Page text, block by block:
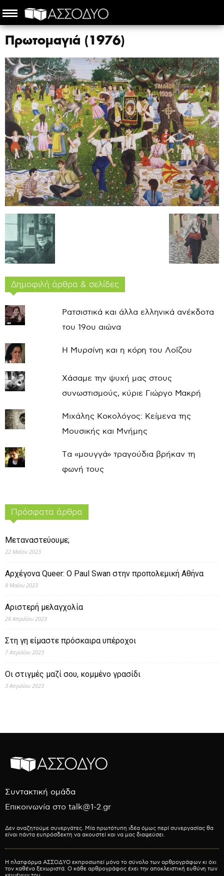
Πρωτομαγιά (1976)
Δημοφιλή άρθρα & σελίδες
Ρατσιστικά και άλλα ελληνικά ανέκδοτα
του 19ου αιώνα
Η Μυρσίνη και η κόρη του Λοΐζου
Χάσαμε την ψυχή μας στους
συνωστισμούς, κύριε Γιώργο Μακρή
Μιχάλης Κοκολόγος: Κείμενα της
Μουσικής και Μνήμης
Τα «μουγγά» τραγούδια βρήκαν τη
φωνή τους
Πρόσφατα άρθρα
Μεταναστεύουμε;
22 Μαΐου 2023
Αρχέγονα Queer: O Paul Swan στην προπολεμική Αθήνα
8 Μαΐου 2023
Αριστερή μελαγχολία
28 Απριλίου 2023
Στη γη είμαστε πρόσκαιρα υπέροχοι
7 Απριλίου 2023
Οι στιγμές μαζί σου, κομμένο γρασίδι
3 Απριλίου 2023
Συντακτική ομάδα
Επικοινωνία στο talk@1-2.gr
Δεν αναζητούμε συνεργάτες. Μία πρωτότυπη ιδέα όμως περί συνεργασίας θα
είναι πάντα ευπρόσδεκτη να ακουστεί και να μας διαψεύσει.
Η πλατφόρμα ΑΣΣΟΔΥΟ εκπροσωπεί μόνο το σύνολο των αρθρογράφων κι όχι
τον καθένα ξεχωριστά. Ο κάθε αρθρογράφος έχει την αποκλειστική ευθύνη των